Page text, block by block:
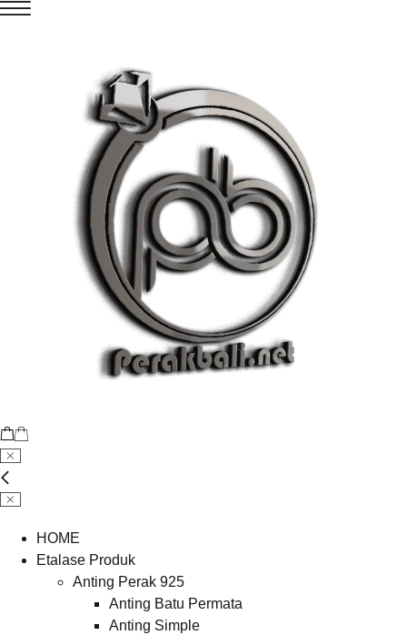
HOME
Etalase Produk
Anting Perak 925
Anting Batu Permata
Anting Simple